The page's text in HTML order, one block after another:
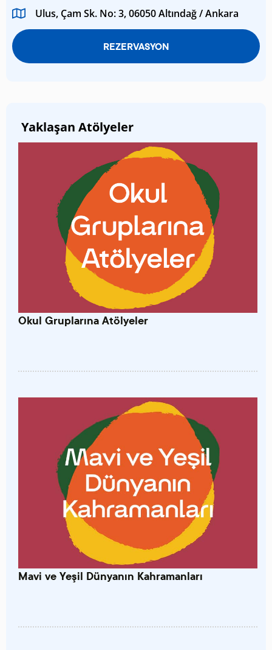
Ulus, Çam Sk. No: 3, 06050 Altındağ / Ankara
REZERVASYON
Yaklaşan Atölyeler
Okul Gruplarına Atölyeler
Mavi ve Yeşil Dünyanın Kahramanları